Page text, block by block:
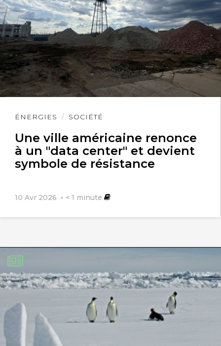
ÉNERGIES SOCIÉTÉ
Une ville américaine renonce
à un "data center" et devient
symbole de résistance
10 Avr 2026 < 1 minute
Lire